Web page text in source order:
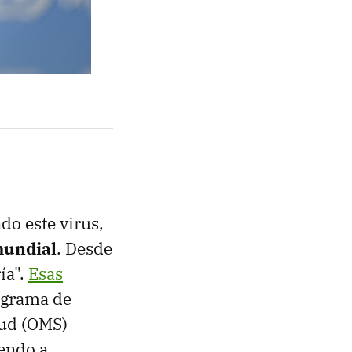
este virus,
. Desde
Esas
de
(OMS)